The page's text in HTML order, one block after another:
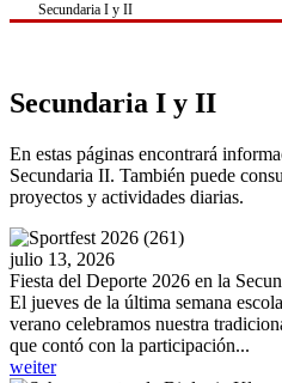
Secundaria I y II
Secundaria I y II
En estas páginas encontrará
Secundaria II. También puede
proyectos y actividades diarias.
julio 13, 2026
Fiesta del Deporte 2026 en la
El jueves de la última semana
verano celebramos nuestra
que contó con la participación...
weiter